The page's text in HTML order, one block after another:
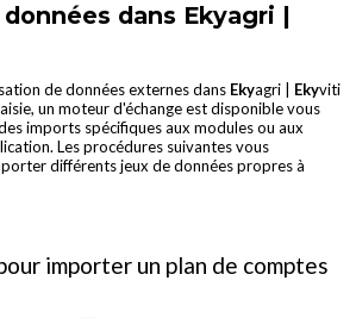
dans Ekyagri |
de données externes dans Ekyagri | Ekyviti
un moteur d'échange est disponible vous
imports spécifiques aux modules ou aux
Les procédures suivantes vous
différents jeux de données propres à
importer un plan de comptes